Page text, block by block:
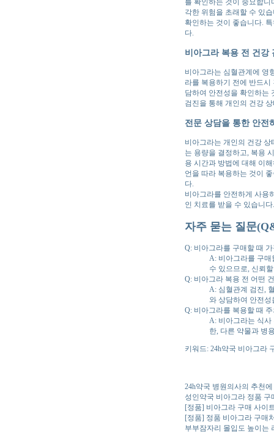
각한 위험을 초래할 수 있
확인하는 것이 좋습니다.
다.
비아그라 복용 전 건강
비아그라는 심혈관계에 영
라를 복용하기 전에 반드
담하여 안전성을 확인하는
검진을 통해 개인의 건강
전문 상담을 통한 안전
비아그라는 개인의 건강
는 용량을 결정하고, 복용
용 시간과 방법에 대해 이
언을 따라 복용하는 것이
다.
비아그라를 안전하게 사용
인 치료를 받을 수 있습니
자주 묻는 질문
Q: 비아그라를 구매할 때
A: 비아그라를 구
수 있으므로, 신뢰
Q: 비아그라 복용 전 어떤
A: 심혈관계 검진,
와 상담하여 안전
Q: 비아그라를 복용할 때
A: 비아그라는 식
한, 다른 약물과 병
키워드: 24h약국 비아그라
24h약국 병원의사의 추천
성인약국 비아그라 정품 구
[정품] 비아그라 구매 사이
[정품] 정품 비아그라 구매
부부잠자리 몰입도 높이는